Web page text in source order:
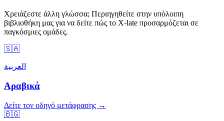
Χρειάζεστε άλλη γλώσσα; Περιηγηθείτε στην υπόλοιπη
βιβλιοθήκη μας για να δείτε πώς το X-late προσαρμόζεται σε
παγκόσμιες ομάδες.
🇸🇦
العربية
Αραβικά
Δείτε τον οδηγό μετάφρασης →
🇧🇬